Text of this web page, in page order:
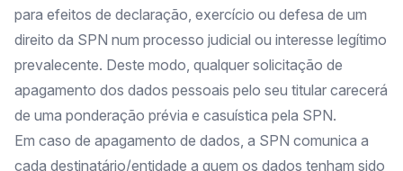
para efeitos de declaração, exercício ou defesa de um
direito da SPN num processo judicial ou interesse legítimo
prevalecente. Deste modo, qualquer solicitação de
apagamento dos dados pessoais pelo seu titular carecerá
de uma ponderação prévia e casuística pela SPN.
Em caso de apagamento de dados, a SPN comunica a
cada destinatário/entidade a quem os dados tenham sido